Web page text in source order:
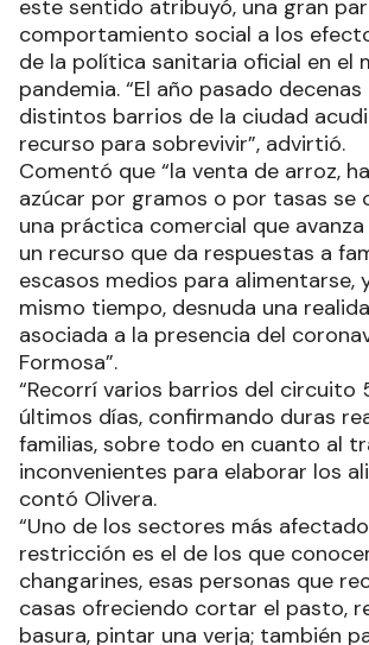
este sentido atribuyó, una gran
comportamiento social a los
de la política sanitaria oficial en el
pandemia. “El año pasado
distintos barrios de la ciudad
recurso para sobrevivir”, advirtió.
Comentó que “la venta de arroz,
azúcar por gramos o por tasas se
una práctica comercial que avanza
un recurso que da respuestas a
escasos medios para alimentarse,
mismo tiempo, desnuda una
asociada a la presencia del
Formosa”.
“Recorrí varios barrios del circuito
últimos días, confirmando duras
familias, sobre todo en cuanto al
inconvenientes para elaborar los
contó Olivera.
“Uno de los sectores más
restricción es el de los que
changarines, esas personas que
casas ofreciendo cortar el pasto,
basura, pintar una verja; también